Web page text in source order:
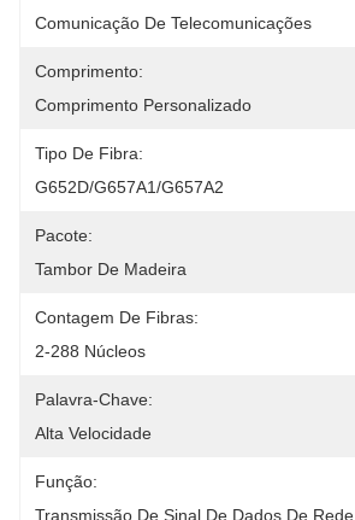
Comunicação De Telecomunicações
Comprimento:
Comprimento Personalizado
Tipo De Fibra:
G652D/G657A1/G657A2
Pacote:
Tambor De Madeira
Contagem De Fibras:
2-288 Núcleos
Palavra-Chave:
Alta Velocidade
Função:
Transmissão De Sinal De Dados De Rede